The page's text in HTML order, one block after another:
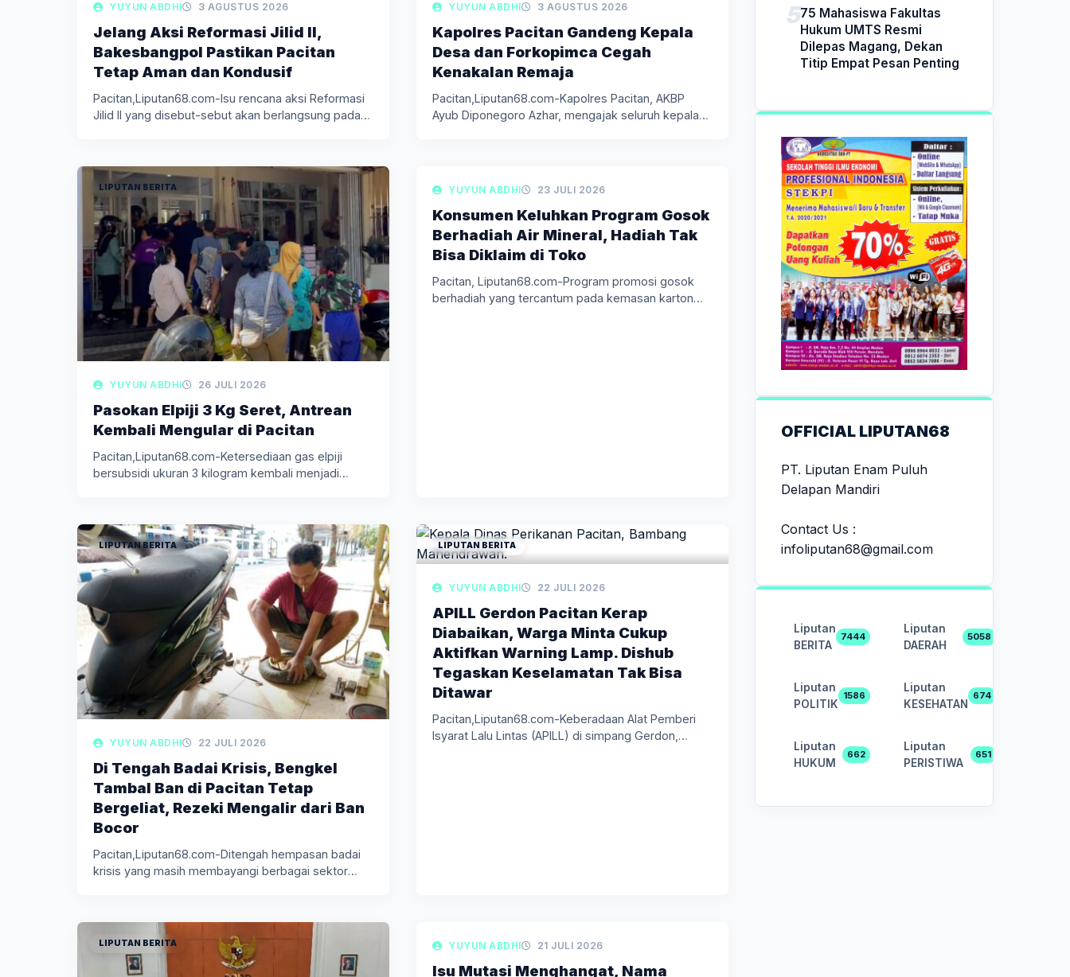
YUYUN ABDHI 3 AGUSTUS 2026
Jelang Aksi Reformasi Jilid II,
Bakesbangpol Pastikan Pacitan
Tetap Aman dan Kondusif
Pacitan,Liputan68.com-Isu rencana aksi Reformasi
Jilid II yang disebut-sebut akan berlangsung pada
YUYUN ABDHI 3 AGUSTUS 2026
Kapolres Pacitan Gandeng Kepala
Desa dan Forkopimca Cegah
Kenakalan Remaja
Pacitan,Liputan68.com-Kapolres Pacitan, AKBP
Ayub Diponegoro Azhar, mengajak seluruh kepala
LIPUTAN BERITA
YUYUN ABDHI 26 JULI 2026
Pasokan Elpiji 3 Kg Seret, Antrean
Kembali Mengular di Pacitan
Pacitan,Liputan68.com-Ketersediaan gas elpiji
bersubsidi ukuran 3 kilogram kembali menjadi
LIPUTAN BERITA
YUYUN ABDHI 23 JULI 2026
Konsumen Keluhkan Program Gosok
Berhadiah Air Mineral, Hadiah Tak
Bisa Diklaim di Toko
Pacitan, Liputan68.com-Program promosi gosok
berhadiah yang tercantum pada kemasan karton
LIPUTAN BERITA
YUYUN ABDHI 22 JULI 2026
Di Tengah Badai Krisis, Bengkel
Tambal Ban di Pacitan Tetap
Bergeliat, Rezeki Mengalir dari Ban
Bocor
Pacitan,Liputan68.com-Ditengah hempasan badai
krisis yang masih membayangi berbagai sektor
LIPUTAN BERITA
YUYUN ABDHI 22 JULI 2026
APILL Gerdon Pacitan Kerap
Diabaikan, Warga Minta Cukup
Aktifkan Warning Lamp. Dishub
Tegaskan Keselamatan Tak Bisa
Ditawar
Pacitan,Liputan68.com-Keberadaan Alat Pemberi
Isyarat Lalu Lintas (APILL) di simpang Gerdon,
LIPUTAN BERITA LIPUTAN BERITA
YUYUN ABDHI 21 JULI 2026
Isu Mutasi Menghangat, Nama
75 Mahasiswa Fakultas
Hukum UMTS Resmi
Dilepas Magang, Dekan
Titip Empat Pesan Penting
OFFICIAL LIPUTAN68
PT. Liputan Enam Puluh
Delapan Mandiri
Contact Us :
infoliputan68@gmail.com
Liputan
BERITA
7444
Liputan
DAERAH
5058
Liputan
POLITIK
1586
Liputan
KESEHATAN
674
Liputan
HUKUM
662
Liputan
PERISTIWA
651